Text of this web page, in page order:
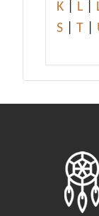
K
L
S
T